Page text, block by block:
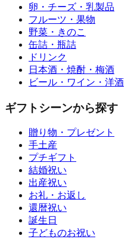
卵・チーズ・乳製品
フルーツ・果物
野菜・きのこ
缶詰・瓶詰
ドリンク
日本酒・焼酎・梅酒
ビール・ワイン・洋酒
ギフトシーンから探す
贈り物・プレゼント
手土産
プチギフト
結婚祝い
出産祝い
お礼・お返し
還暦祝い
誕生日
子どものお祝い